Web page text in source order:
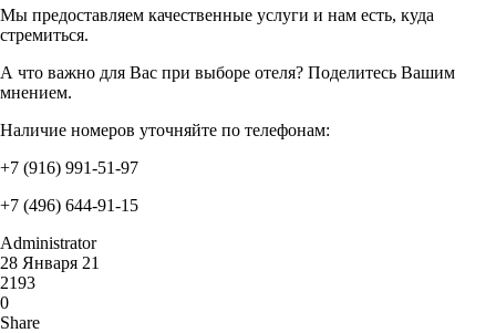
Мы предоставляем качественные услуги и нам есть, куда
стремиться.
А что важно для Вас при выборе отеля? Поделитесь Вашим
мнением.
Наличие номеров уточняйте по телефонам:
+7 (916) 991-51-97
+7 (496) 644-91-15
Administrator
28 Января 21
2193
0
Share